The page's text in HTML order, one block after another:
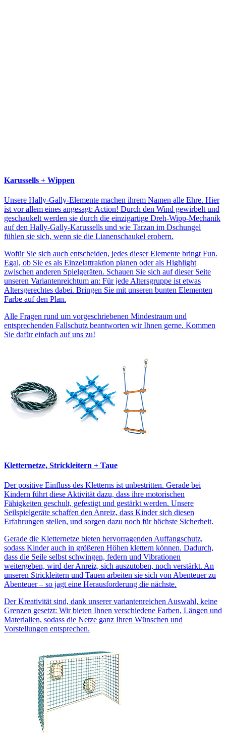
Karussells + Wippen
Unsere Hally-Gally-Elemente machen ihrem Namen alle Ehre. Hier
ist vor allem eines angesagt: Action! Durch den Wind gewirbelt und
geschaukelt werden sie durch die einzigartige Dreh-Wipp-Mechanik
auf den Hally-Gally-Karussells und wie Tarzan im Dschungel
fühlen sie sich, wenn sie die Lianenschaukel erobern.
Wofür Sie sich auch entscheiden, jedes dieser Elemente bringt Fun.
Egal, ob Sie es als Einzelattraktion planen oder als Highlight
zwischen anderen Spielgeräten. Schauen Sie sich auf dieser Seite
unseren Variantenreichtum an: Für jede Altersgruppe ist etwas
Altersgerechtes dabei. Bringen Sie mit unseren bunten Elementen
Farbe auf den Plan.
Alle Fragen rund um vorgeschriebenen Mindestraum und
entsprechenden Fallschutz beantworten wir Ihnen gerne. Kommen
Sie dafür einfach auf uns zu!
Kletternetze, Strickleitern + Taue
Der positive Einfluss des Kletterns ist unbestritten. Gerade bei
Kindern führt diese Aktivität dazu, dass ihre motorischen
Fähigkeiten geschult, gefestigt und gestärkt werden. Unsere
Seilspielgeräte schaffen den Anreiz, dass Kinder sich diesen
Erfahrungen stellen, und sorgen dazu noch für höchste Sicherheit.
Gerade die Kletternetze bieten hervorragenden Auffangschutz,
sodass Kinder auch in größeren Höhen klettern können. Dadurch,
dass die Seile selbst schwingen, federn und Vibrationen
weitergeben, wird der Anreiz, sich auszutoben, noch verstärkt. An
unseren Strickleitern und Tauen arbeiten sie sich von Abenteuer zu
Abenteuer – so jagt eine Herausforderung die nächste.
Der Kreativität sind, dank unserer variantenreichen Auswahl, keine
Grenzen gesetzt: Wir bieten Ihnen verschiedene Farben, Längen und
Materialien, sodass die Netze ganz Ihren Wünschen und
Vorstellungen entsprechen.